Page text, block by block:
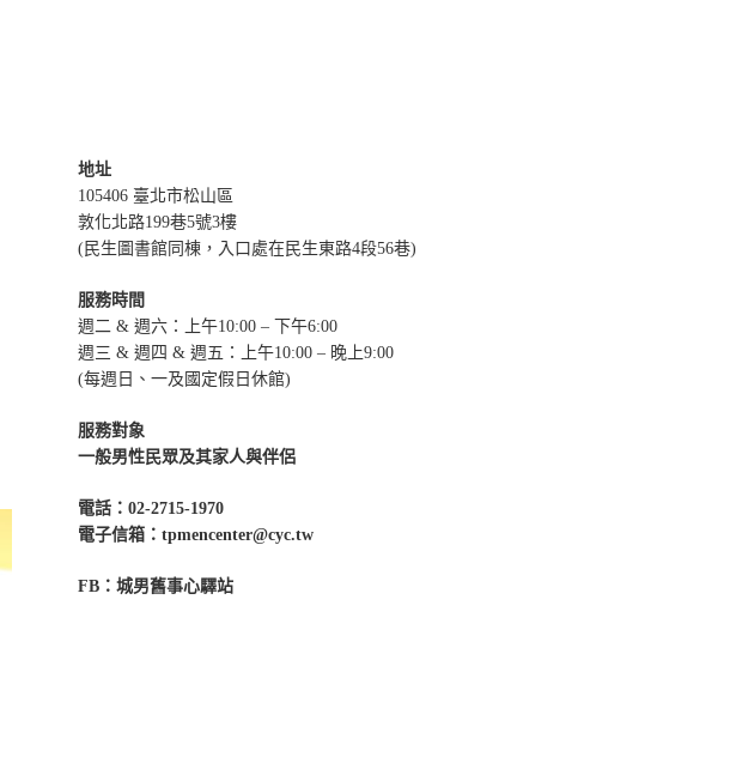
地址
105406 臺北市松山區
敦化北路199巷5號3樓
(民生圖書館同棟，入口處在民生東路4段56巷)
服務時間
週二 & 週六：上午10:00 – 下午6:00
週三 & 週四 & 週五：上午10:00 – 晚上9:00
(每週日、一及國定假日休館)
服務對象
一般男性民眾及其家人與伴侶
電話：02-2715-1970
電子信箱：tpmencenter@cyc.tw
FB：城男舊事心驛站